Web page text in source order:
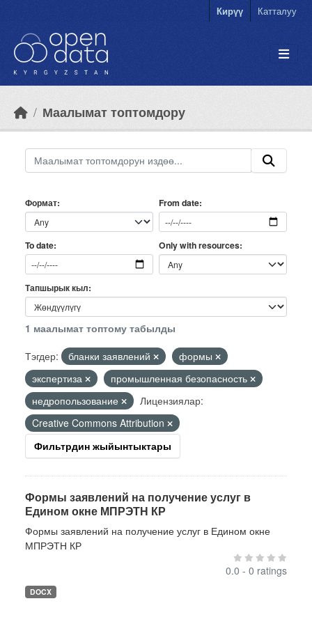
Кирүү Катталуу
Маалымат топтомдору
Формат From date
To date Only with resources
Тапшырык кыл
1 маалымат топтому табылды
Тэгдер:
бланки заявлений
формы
экспертиза
промышленная безопасность
недропользование
Лицензиялар:
Creative Commons Attribution
Фильтрдин жыйынтыктары
Формы заявлений на получение услуг в
Едином окне МПРЭТН КР
Формы заявлений на получение услуг в Едином окне
МПРЭТН КР
0.0 - 0 ratings
DOCX